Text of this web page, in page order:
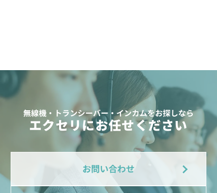
無線機・トランシーバー・インカムをお探しなら
エクセリにお任せください
お問い合わせ